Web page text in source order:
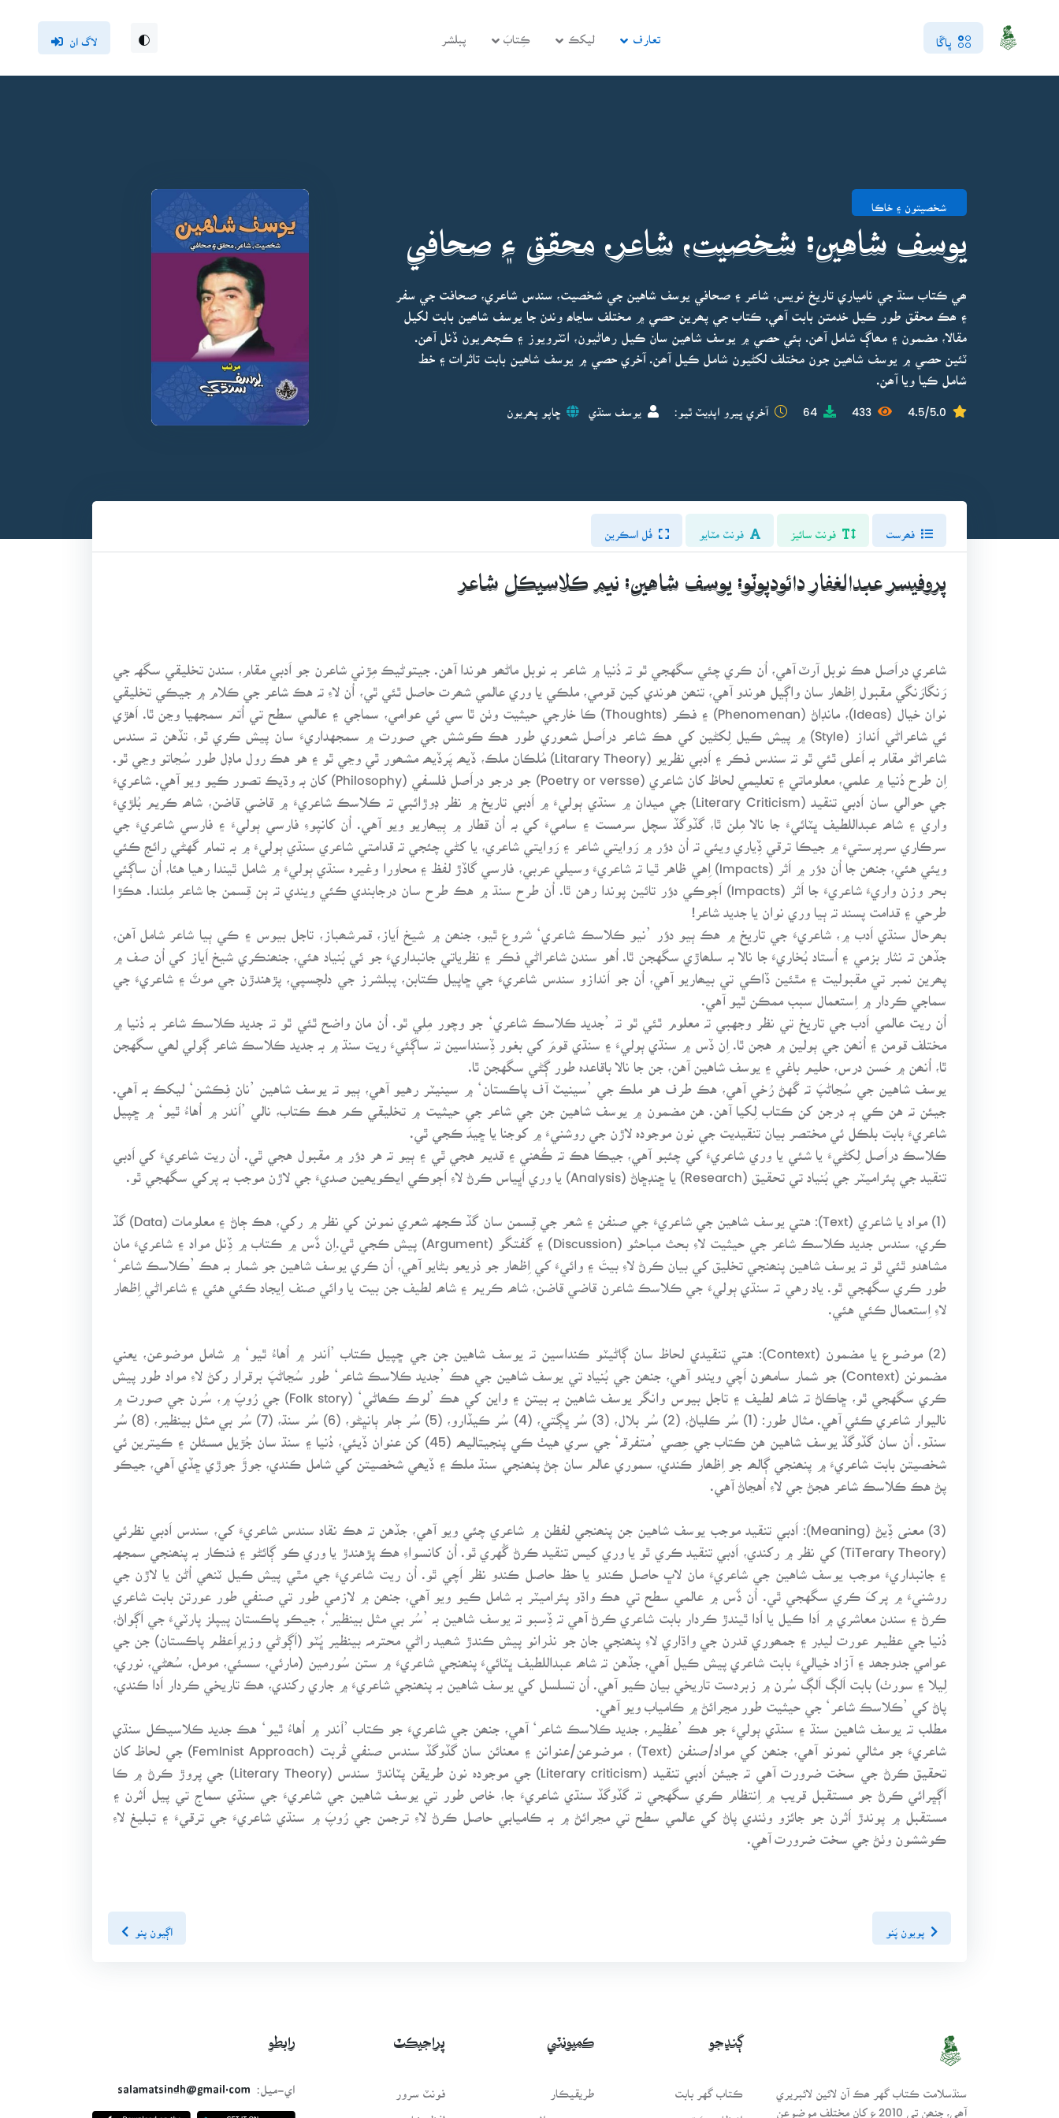
ڀاڱا تعارف ليکڪ ڪِتابَ پبلشر لاگ ان
شخصيتون ۽ خاڪا
يوسف شاهين: شخصيت، شاعر، محقق ۽ صحافي
ھي ڪتاب سنڌ جي نامياري تاريخ نويس، شاعر ۽ صحافي يوسف شاهين جي شخصيت، سندس شاعري، صحافت جي سفر
۽ ھڪ محقق طور ڪيل خدمتن بابت آھي. ڪتاب جي پھرين حصي ۾ مختلف ساڃاھ وندن جا يوسف شاھين بابت لکيل
مقالا، مضمون ۽ مھاڳ شامل آھن. ٻئي حصي ۾ يوسف شاھين سان ڪيل رھاڻيون، انٽرويوز ۽ ڪچھريون ڏنل آھن.
ٽئين حصي ۾ يوسف شاھين جون مختلف لکڻيون شامل ڪيل آھن. آخري حصي ۾ يوسف شاهين بابت تاثرات ۽ خط
شامل ڪيا ويا آھن.
4.5/5.0
433
64 آخري ڀيرو اپڊيٽ ٿيو: يوسف سنڌي ڇاپو پھريون
فونٽ سائيز فونٽ مٽايو فُل اسڪرين
پروفيسر عبدالغفار دائودپوٽو: يوسف شاهين: نيم ڪلاسيڪل شاعر
شاعري دراَصل هڪ نوبل آرٽ آهي، اُن ڪري چئي سگهجي ٿو تہ دُنيا ۾ شاعر بہ نوبل ماڻھو هوندا آهن. جيتوڻيڪ مِڙني شاعرن جو اَدبي مقام، سندن تخليقي سگهہ جي
رَنگارَنگي مقبول اِظھار سان واڳيل هوندو آهي، تنھن هوندي کين قومي، ملڪي يا وري عالمي شھرت حاصل ٿئي ٿي، اُن لاءِ تہ هڪ شاعر جي ڪلام ۾ جيڪي تخليقي
نوان خيال (Ideas)، مانڊاڻ (Phenomenan) ۽ فڪر (Thoughts) ڪا خارجي حيثيت وٺن ٿا سي ئي عوامي، سماجي ۽ عالمي سطح تي اُتم سمجهيا وڃن ٿا. اَهڙي
ئي شاعراڻي اَنداز (Style) ۾ پيش ڪيل لِکڻين کي هڪ شاعر دراَصل شعوري طور هڪ ڪوشش جي صورت ۾ سمجهداريءَ سان پيش ڪري ٿو، تڏهن تہ سندس
شاعراڻو مقام بہ اَعلى ٿئي ٿو تہ سندس فڪر ۽ اَدبي نظريو (Litarary Theory) مُلڪان ملڪ، ڏيھہ پَرڏيھہ مشھور ٿي وڃي ٿو ۽ هو هڪ رول ماڊل طور سُڃاتو وڃي ٿو.
اِن طرح دُنيا ۾ علمي، معلوماتي ۽ تعليمي لحاظ کان شاعري (Poetry or versse) جو درجو دراَصل فلسفي (Philosophy) کان بہ وڌيڪ تصور ڪيو ويو آهي. شاعريءَ
جي حوالي سان اَدبي تنقيد (Literary Criticism) جي ميدان ۾ سنڌي ٻوليءَ ۾ اَدبي تاريخ ۾ نظر ڊوڙائبي تہ ڪلاسڪ شاعريءَ ۾ قاضي قاضن، شاھہ ڪريم بُلڙيءَ
واري ۽ شاھہ عبداللطيف ڀٽائيءَ جا نالا مِلن ٿا، گڏوگڏ سچل سرمست ۽ ساميءَ کي بہ اُن قطار ۾ بِيھاريو ويو آهي. اُن کانپوءِ فارسي ٻوليءَ ۽ فارسي شاعريءَ جي
سرڪاري سرپرستيءَ ۾ جيڪا ترقي ڏِياري ويئي تہ اُن دؤر ۾ رَوايتي شاعر ۽ رَوايتي شاعري، يا کڻي چئجي تہ قدامتي شاعري سنڌي ٻوليءَ ۾ بہ تمام گهڻي رائج ڪئي
ويئي هئي، جنھن جا اُن دؤر ۾ اَثر (Impacts) اِهي ظاهر ٿيا تہ شاعريءَ وسيلي عربي، فارسي گاڏڙ لفظ ۽ محاورا وغيرہ سنڌي ٻوليءَ ۾ شامل ٿيندا رهيا هئا، اُن ساڳئي
بحر وزن واريءَ شاعريءَ جا اَثر (Impacts) اَڄوڪي دؤر تائين پوندا رهن ٿا. اُن طرح سنڌ ۾ هڪ طرح سان درجابندي ڪئي ويندي تہ ٻن قِسمن جا شاعر مِلندا. هڪڙا
طرحي ۽ قدامت پسند تہ ٻيا وري نوان يا جديد شاعر!
بھرحال سنڌي اَدب ۾، شاعريءَ جي تاريخ ۾ هڪ ٻيو دؤر ’نيو ڪلاسڪ شاعري‘ شروع ٿيو، جنھن ۾ شيخ اَياز، قمرشھباز، تاجل بيوس ۽ ڪي ٻيا شاعر شامل آهن،
جڏهن تہ نثار بزمي ۽ اُستاد بُخاريءَ جا نالا بہ سلھاڙي سگهجن ٿا. اُهو سندن شاعراڻي فڪر ۽ نظرياتي جانبداريءَ جو ئي بُنياد هئي، جنھنڪري شيخ اَياز کي اُن صف ۾
پھرين نمبر تي مقبوليت ۽ مٿئين ڏاڪي تي بيھاريو آهي، اُن جو اَندازو سندس شاعريءَ جي ڇاپيل ڪتابن، پبلشرز جي دلچسپي، پڙهندڙن جي موٽَ ۽ شاعريءَ جي
سماجي ڪردار ۾ اِستعمال سبب ممڪن ٿيو آهي.
اُن ريت عالمي اَدب جي تاريخ تي نظر وجهبي تہ معلوم ٿئي ٿو تہ ’جديد ڪلاسڪ شاعري‘ جو وچور مِلي ٿو. اُن مان واضح ٿئي ٿو تہ جديد ڪلاسڪ شاعر بہ دُنيا ۾
مختلف قومن ۽ اُنھن جي ٻولين ۾ هجن ٿا. اِن ڏس ۾ سنڌي ٻوليءَ ۽ سنڌي قومَ کي بغور ڏِسنداسين تہ ساڳئيءَ ريت سنڌ ۾ بہ جديد ڪلاسڪ شاعر ڳولي لھي سگهجن
ٿا، اُنھن ۾ حَسن درس، حليم باغي ۽ يوسف شاهين آهن، جن جا نالا باقاعدہ طور ڳڻي سگهجن ٿا.
يوسف شاهين جي سُڃاڻپَ تہ گَهڻ رُخي آهي، هڪ طرف هو ملڪ جي ’سينيٽ آف پاڪستان‘ ۾ سينيٽر رهيو آهي، ٻيو تہ يوسف شاهين ’نان فِڪشن‘ ليکڪ بہ آهي.
جيئن تہ هن ڪي ٻہ درجن کن ڪتاب لِکيا آهن. هن مضمون ۾ يوسف شاهين جن جي شاعر جي حيثيت ۾ تخليقي ڪم هڪ ڪتاب، نالي ’اَندر ۾ اُهاءُ ٿيو‘ ۾ ڇپيل
شاعريءَ بابت بلڪل ئي مختصر بيان تنقيديت جي نون موجودہ لاڙن جي روشنيءَ ۾ کوجنا يا ڇيدَ ڪجي ٿي.
ڪلاسڪ دراَصل لِکڻيءَ يا شئي يا وري شاعريءَ کي چئبو آهي، جيڪا هڪ تہ ڪُھني ۽ قديم هجي ٿي ۽ ٻيو تہ هر دؤر ۾ مقبول هجي ٿي. اُن ريت شاعريءَ کي اَدبي
تنقيد جي پئراميٽر جي بُنياد تي تحقيق (Research) يا ڇنڊڇاڻ (Analysis) يا وري اَڀياس ڪرڻ لاءِ اَڄوڪي ايڪويھين صديءَ جي لاڙن موجب بہ پرکي سگهجي ٿو.
(1) مواد يا شاعري (Text): هتي يوسف شاهين جي شاعريءَ جي صنفن ۽ شعر جي قِسمن سان گڏ ڪجهہ شعري نمونن کي نظر ۾ رکي، هڪ ڄاڻ ۽ معلومات (Data) گڏ
ڪري، سندس جديد ڪلاسڪ شاعر جي حيثيت لاءِ بحث مباحثو (Discussion) ۽ گفتگو (Argument) پيش ڪجي ٿي.اِن ڏَس ۾ ڪتاب ۾ ڏِنل مواد ۽ شاعريءَ مان
مشاهدو ٿئي ٿو تہ يوسف شاهين پنھنجي تخليق کي بيان ڪرڻ لاءِ بيتَ ۽ وائيءَ کي اِظھار جو ذريعو بڻايو آهي، اُن ڪري يوسف شاهين جو شمار بہ هڪ ’ڪلاسڪ شاعر‘
طور ڪري سگهجي ٿو. ياد رهي تہ سنڌي ٻوليءَ جي ڪلاسڪ شاعرن قاضي قاضن، شاھہ ڪريم ۽ شاھہ لطيف جن بيت يا وائي صنف اِيجاد ڪئي هئي ۽ شاعراڻي اِظھار
لاءِ اِستعمال ڪئي هئي.
(2) موضوع يا مضمون (Context): هتي تنقيدي لحاظ سان ڳاڻيٽو ڪنداسين تہ يوسف شاهين جن جي ڇپيل ڪتاب ’اَندر ۾ اُهاءُ ٿيو‘ ۾ شامل موضوعن، يعني
مضمونن (Context) جو شمار سامھون اَچي ويندو آهي، جنھن جي بُنياد تي يوسف شاهين جي هڪ ’جديد ڪلاسڪ شاعر‘ طور سُڃاڻپَ برقرار رکڻ لاءِ مواد طور پيش
ڪري سگهجي ٿو، ڇاڪاڻ تہ شاھہ لطيف ۽ تاجل بيوس وانگر يوسف شاهين بہ بيتن ۽ واين کي هڪ ’لوڪ ڪھاڻي‘ (Folk story) جي رُوپَ ۾، سُرن جي صورت ۾
ناليوار شاعري ڪئي آهي. مثال طور: (1) سُر ڪلياڻ، (2) سُر بلال، (3) سُر ڀڳتي، (4) سُر ڪيڏارو، (5) سُر ڄام ٻانڀڻو، (6) سُر سنڌ، (7) سُر بي مثل بينظير، (8) سُر
سنڌو. اُن سان گڏوگڏ يوسف شاهين هن ڪتاب جي حِصي ’متفرقہ‘ جي سري هيٺ ڪي پنجيتاليھہ (45) کن عنوان ڏيئي، دُنيا ۽ سنڌ سان جُڙيل مسئلن ۽ ڪيترين ئي
شخصيتن بابت شاعريءَ ۾ پنھنجي ڳالھہ جو اِظھار ڪندي، سموري عالم سان ڄڻ پنھنجي سنڌ ملڪ ۽ ڏيھي شخصيتن کي شامل ڪندي، جوڙَ جوڙي ڇڏي آهي، جيڪو
پڻ هڪ ڪلاسڪ شاعر هجڻ جي لاءِ اُهڃاڻ آهي.
(3) معنى ڏِيڻ (Meaning): اَدبي تنقيد موجب يوسف شاهين جن پنھنجي لفظن ۾ شاعري چئي ويو آهي، جڏهن تہ هڪ نقاد سندس شاعريءَ کي، سندس اَدبي نظرئي
(TiTerary Theory) کي نظر ۾ رکندي، اَدبي تنقيد ڪري ٿو يا وري کيس تنقيد ڪرڻ گُهري ٿو. اُن کانسواءِ هڪ پڙهندڙ يا وري ڪو ڳائڻو ۽ فنڪار بہ پنھنجي سمجهہ
۽ جانبداريءَ موجب يوسف شاهين جي شاعريءَ مان لاڀ حاصل ڪندو يا حظ حاصل ڪندو نظر اَچي ٿو. اُن ريت شاعريءَ جي مٿي پيش ڪيل ٽنھي اُڻن يا لاڙن جي
روشنيءَ ۾ پرکَ ڪري سگهجي ٿي. اُن ڏَس ۾ عالمي سطح تي هڪ واڌو پئراميٽر بہ شامل ڪيو ويو آهي، جنھن ۾ لازمي طور تي صنفي طور عورتن بابت شاعري
ڪرڻ ۽ سندن معاشري ۾ اَدا ڪيل يا اَدا ٿيندڙ ڪردار بابت شاعري ڪرڻ آهي تہ ڏِسبو تہ يوسف شاهين بہ ’سُر بي مثل بينظير‘، جيڪو پاڪستان پيپلز پارٽيءَ جي اَڳواڻ،
دُنيا جي عظيم عورت ليڊر ۽ جمھوري قدرن جي واڌاري لاءِ پنھنجي جان جو نذرانو پيش ڪندڙ شھيد راڻي محترمہ بينظير ڀُٽو (اَڳوڻي وزيرِاَعظم پاڪستان) جن جي
عوامي جدوجھد ۽ آزاد خياليءَ بابت شاعري پيش ڪيل آهي، جڏهن تہ شاھہ عبداللطيف ڀٽائيءَ پنھنجي شاعريءَ ۾ ستن سُورمين (مارئي، سسئي، مومل، سُھڻي، نوري،
لِيلا ۽ سورٺ) بابت اَلڳ اَلڳ سُرن ۾ زبردست تاريخي بيان ڪيو آهي. اُن تسلسل کي يوسف شاهين بہ پنھنجي شاعريءَ ۾ جاري رکندي، هڪ تاريخي ڪردار اَدا ڪندي،
پاڻ کي ’ڪلاسڪ شاعر‘ جي حيثيت طور مڃرائڻ ۾ ڪامياب ويو آهي.
مطلب تہ يوسف شاهين سنڌ ۽ سنڌي ٻوليءَ جو هڪ ’عظيم، جديد ڪلاسڪ شاعر‘ آهي، جنھن جي شاعريءَ جو ڪتاب ’اَندر ۾ اُهاءُ ٿيو‘ هڪ جديد ڪلاسيڪل سنڌي
شاعريءَ جو مثالي نمونو آهي، جنھن کي مواد/صنفن (Text) ، موضوعن/عنوانن ۽ معنائن سان گڏوگڏ سندس صنفي قُربت (Femlnist Approach) جي لحاظ کان
تحقيق ڪرڻ جي سخت ضرورت آهي تہ جيئن اَدبي تنقيد (Literary criticism) جي موجودہ نون طريقن پٽاندڙ سندس (Literary Theory) جي پروڙ ڪرڻ ۾ ڪا
اَڳڀرائي ڪرڻ جو مستقبل قريب ۾ اِنتظام ڪري سگهجي تہ گڏوگڏ سنڌي شاعريءَ جا، خاص طور تي يوسف شاهين جي شاعريءَ جي سنڌي سماج تي پيل اَثرن ۽
مستقبل ۾ پوندڙ اَثرن جو جائزو وٺندي پاڻ کي عالمي سطح تي مڃرائڻ ۾ بہ ڪاميابي حاصل ڪرڻ لاءِ ترجمن جي رُوپَ ۾ سنڌي شاعريءَ جي ترقيءَ ۽ تبليغ لاءِ
ڪوششون وٺڻ جي سخت ضرورت آهي.
پويون پَنو اڳيون پنو
سنڌسلامت ڪتاب گهر ھڪ آن لائين لائبريري
آھي، جنھن تي 2010ع کان مختلف موضوعن
ڳنڍجو
ڪتاب گهر بابت
انتظامي سَٿ
ڪميونٽي
طريقيڪار
عمومي سوال
پراجيڪٽ
فونٽ سرور
لفظيڪار
رابطو
اي-ميل:
salamatsindh@gmail.com